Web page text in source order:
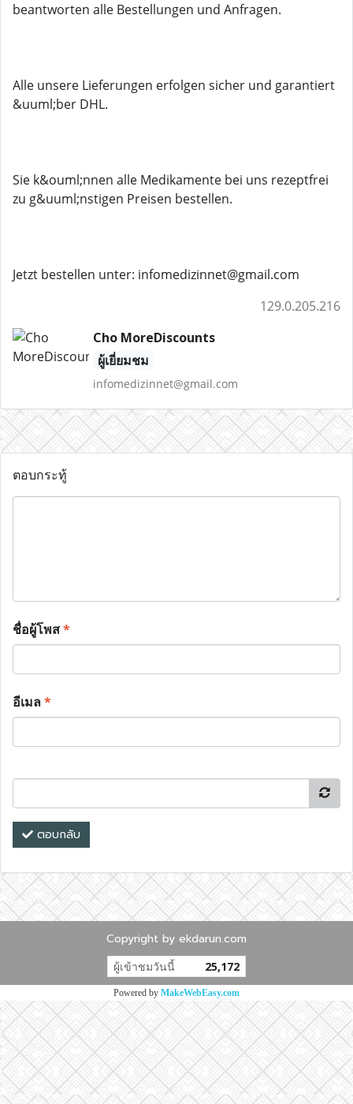
beantworten alle Bestellungen und Anfragen.
Alle unsere Lieferungen erfolgen sicher und garantiert
&uuml;ber DHL.
Sie k&ouml;nnen alle Medikamente bei uns rezeptfrei
zu g&uuml;nstigen Preisen bestellen.
Jetzt bestellen unter: infomedizinnet@gmail.com
129.0.205.216
Cho MoreDiscounts
ผู้เยี่ยมชม
infomedizinnet@gmail.com
ตอบกระทู้
ชื่อผู้โพส*
อีเมล*
ตอบกลับ
Copyright by ekdarun.com
ผู้เข้าชมวันนี้ 25,172
Powered by MakeWebEasy.com